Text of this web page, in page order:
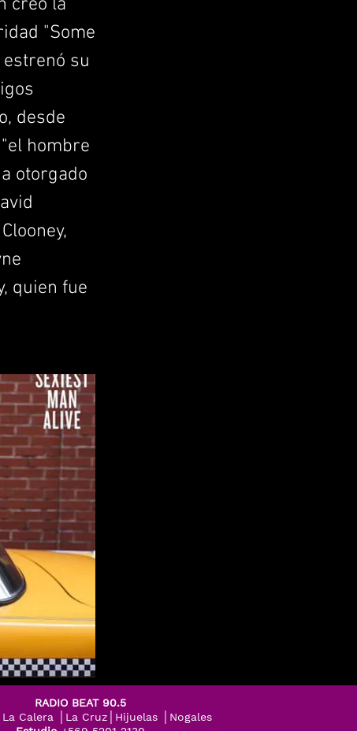
creó la
"Some
su
desde
hombre
otorgado
quien fue
RADIO BEAT 90.5
Calera │La Cruz│Hijuelas │Nogales